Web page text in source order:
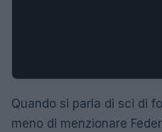
Quando si parla di sci di
meno di menzionare